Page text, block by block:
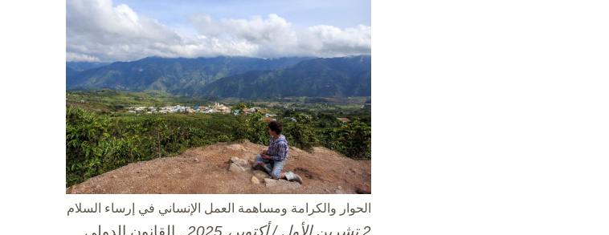
الحوار والكرامة ومساهمة العمل الإنساني في إرساء السلام
2 تشرين الأول / أكتوبر، 2025
, القانون الدولي